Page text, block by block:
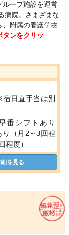
ループ施設を運営
病院。さまざまな
、附属の看護学校
ンをクリッ
日直手当は別
番シフトあり
り（月2～3回程
程度）
を見る